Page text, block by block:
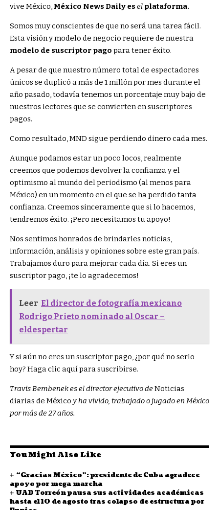
vive México, México News Daily esel plataforma.
Somos muy conscientes de que no será una tarea fácil.
Esta visión y modelo de negocio requiere de nuestra
modelo de suscriptor pago para tener éxito.
A pesar de que nuestro número total de espectadores
únicos se duplicó a más de 1 millón por mes durante el
año pasado, todavía tenemos un porcentaje muy bajo de
nuestros lectores que se convierten en suscriptores
pagos.
Como resultado, MND sigue perdiendo dinero cada mes.
Aunque podamos estar un poco locos, realmente
creemos que podemos devolver la confianza y el
optimismo al mundo del periodismo (al menos para
México) en un momento en el que se ha perdido tanta
confianza. Creemos sinceramente que si lo hacemos,
tendremos éxito. ¡Pero necesitamos tu apoyo!
Nos sentimos honrados de brindarles noticias,
información, análisis y opiniones sobre este gran país.
Trabajamos duro para mejorar cada día. Si eres un
suscriptor pago, ¡te lo agradecemos!
Leer El director de fotografía mexicano
Rodrigo Prieto nominado al Oscar –
eldespertar
Y si aún no eres un suscriptor pago, ¿por qué no serlo
hoy? Haga clic aquí para suscribirse.
Travis Bembenek es el director ejecutivo deNoticias
diarias de México y ha vivido, trabajado o jugado en México
por más de 27 años.
You Might Also Like
“Gracias México”: presidente de Cuba agradece
apoyo por mega marcha
UAD Torreón pausa sus actividades académicas
hasta el 10 de agosto tras colapso de estructura por